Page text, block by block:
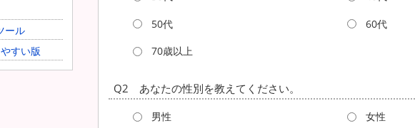
50代 60代
70歳以上
Q2 あなたの性別を教えてください。
男性 女性
ール
すい版